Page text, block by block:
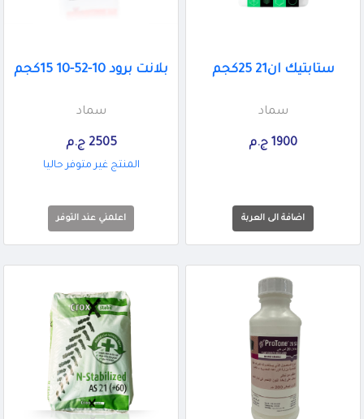
ستابتيك ان21 25كجم
سماد
1900 ج.م
بلانت برود 10-52-10 15كجم
سماد
2505 ج.م
المنتج غير متوفر حاليا
اعلمني عند التوفر